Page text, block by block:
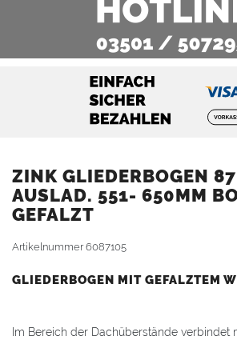
ZINK GLIEDERBOGEN
AUSLAD. 551- 650MM
GEFALZT
Artikelnummer6087105
GLIEDERBOGEN MIT GEFALZTEM
Im Bereich der Dachüberstände verbindet